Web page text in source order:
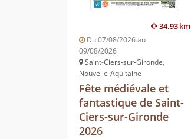
34.93 km
Du 07/08/2026 au
09/08/2026
Saint-Ciers-sur-Gironde,
Nouvelle-Aquitaine
Fête médiévale et
fantastique de Saint-
Ciers-sur-Gironde
2026